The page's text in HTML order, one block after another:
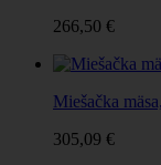
266,50 €
Miešačka
305,09 €